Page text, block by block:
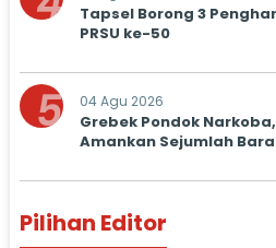
Tapsel Borong 3
PRSU ke-50
5 04 Agu 2026
Grebek Pondok
Amankan Sejumlah
Pilihan Editor